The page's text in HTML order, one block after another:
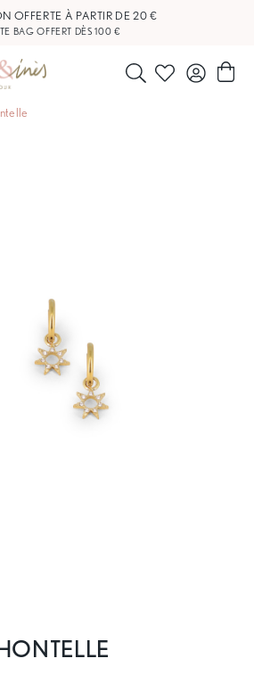
OFFERTE À PARTIR DE 20 €
BAG OFFERT DÈS 100 €